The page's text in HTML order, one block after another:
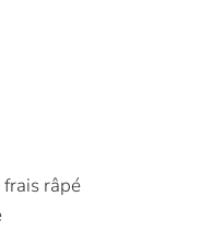
râpé